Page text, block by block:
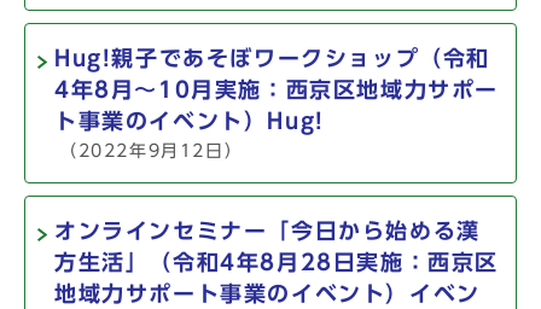
Hug!親子であそぼワークショップ（令和
4年8月～10月実施：西京区地域力サポー
ト事業のイベント）Hug!
（2022年9月12日）
オンラインセミナー「今日から始める漢
方生活」（令和4年8月28日実施：西京区
地域力サポート事業のイベント）イベン